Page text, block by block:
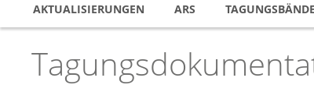
AKTUALISIERUNGEN ARS TAGUNGSBÄNDE